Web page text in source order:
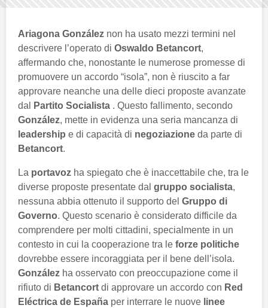
Ariagona González non ha usato mezzi termini nel
descrivere l’operato di Oswaldo Betancort,
affermando che, nonostante le numerose promesse di
promuovere un accordo “isola”, non è riuscito a far
approvare neanche una delle dieci proposte avanzate
dal
Partito Socialista . Questo fallimento, secondo
González, mette in evidenza una seria mancanza di
leadership e di capacità di negoziazione da parte di
Betancort.
La portavoz ha spiegato che è inaccettabile che, tra le
diverse proposte presentate dal gruppo socialista,
nessuna abbia ottenuto il supporto del Gruppo di
Governo. Questo scenario è considerato difficile da
comprendere per molti cittadini, specialmente in un
contesto in cui la cooperazione tra le forze politiche
dovrebbe essere incoraggiata per il bene dell’isola.
González ha osservato con preoccupazione come il
rifiuto di Betancort di approvare un accordo con Red
Eléctrica de España per interrare le nuove linee